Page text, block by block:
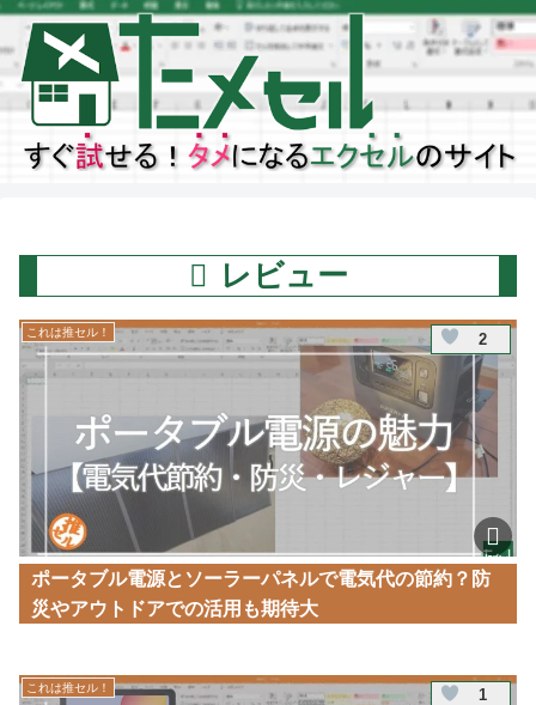
レビュー
これは推セル！ 2
ポータブル電源とソーラーパネルで電気代の節約？防
災やアウトドアでの活用も期待大
これは推セル！ 1